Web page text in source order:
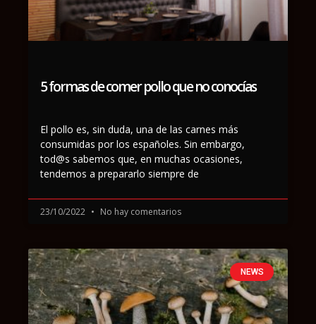
5 formas de comer pollo que no conocías
El pollo es, sin duda, una de las carnes más
consumidas por los españoles. Sin embargo,
tod@s sabemos que, en muchas ocasiones,
tendemos a prepararlo siempre de
23/10/2022 No hay comentarios
NEWS